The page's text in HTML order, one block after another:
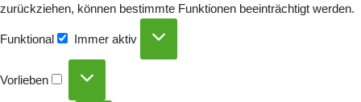
zurückziehen, können bestimmte Funktionen beeinträchtigt werden.
Funktional Immer aktiv
Vorlieben